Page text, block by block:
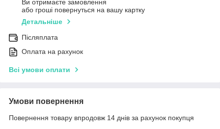
Ви отримаєте замовлення
або гроші повернуться на вашу картку
Детальніше
Післяплата
Оплата на рахунок
Всі умови оплати
Умови повернення
Повернення товару впродовж 14 днів за рахунок покупця